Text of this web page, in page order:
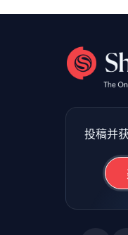
投稿并